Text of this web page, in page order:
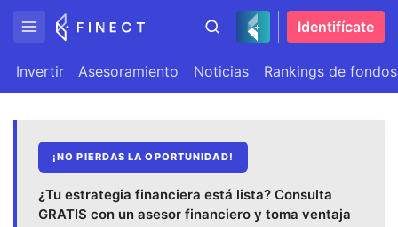
Identifícate
Invertir Asesoramiento Noticias Rankings de fondos
¡NO PIERDAS LA OPORTUNIDAD!
¿Tu estrategia financiera está lista? Consulta
GRATIS con un asesor financiero y toma ventaja